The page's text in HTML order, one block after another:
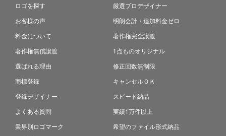
ロゴを探す
お客様の声
料金について
著作権無償譲渡
選ばれる理由
商標登録
登録デザイナー
よくある質問
業界別ロゴマーク
厳選プロデザイナー
明朗会計・追加料金ゼロ
著作権完全譲渡
1点ものオリジナル
修正回数無制限
キャンセルＯＫ
スピード納品
実績1万件以上
希望のファイル形式納品